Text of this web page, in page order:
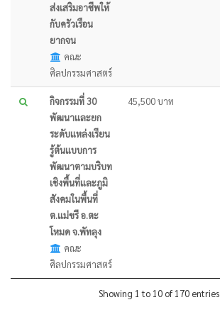
ส่งเสริมอาชีพให้
กับครัวเรือน
ยากจน
คณะ
ศิลปกรรมศาสตร์
กิจกรรมที่ 30
พัฒนาและยก
ระดับแหล่งเรียน
รู้ต้นแบบการ
พัฒนาตามบริบท
เชิงพื้นที่และภูมิ
สังคมในพื้นที่
ต.แม่ขรี อ.ตะ
โหมด จ.พัทลุง
คณะ
ศิลปกรรมศาสตร์
45,500 บาท
Showing 1 to 10 of 170 entries